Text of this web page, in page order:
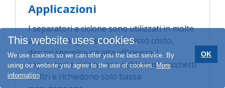
Applicazioni
I separatori a ciclone sono utilizzati in molte
applicazioni grazie al loro basso costo,
design semplice ed alta efficienza. I
separatori a ciclone non richiedono sacchetti
o filtri e richiedono solo bassa
This website uses cookies.
We use cookies so we can offer you the best service. By
using our website you agree to the use of cookies. More
information
OK